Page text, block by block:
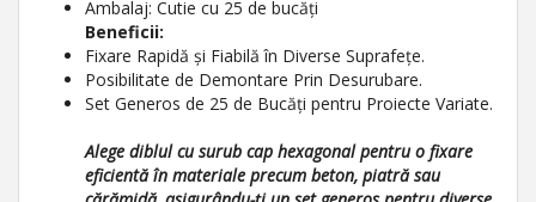
Ambalaj: Cutie cu 25 de bucăți
Beneficii:
Fixare Rapidă și Fiabilă în Diverse Suprafețe.
Posibilitate de Demontare Prin Desurubare.
Set Generos de 25 de Bucăți pentru Proiecte Variate.
Alege diblul cu surub cap hexagonal pentru o fixare
eficientă în materiale precum beton, piatră sau